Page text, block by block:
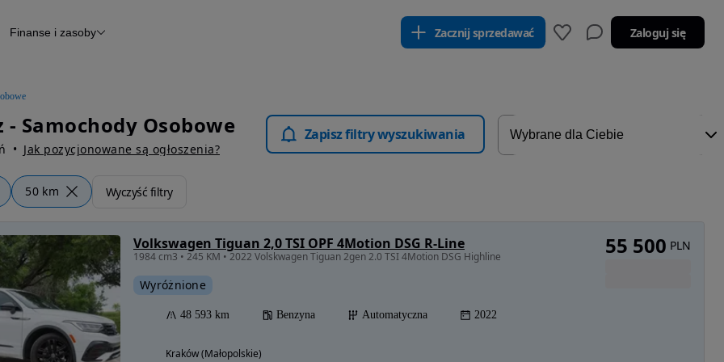
Otomoto News
Finanse i zasoby Zacznij sprzedawać Zaloguj się
- Samochody Osobowe
Jak pozycjonowane są ogłoszenia?
Zapisz filtry wyszukiwania
50 km Wyczyść filtry
Volkswagen Tiguan 2,0 TSI OPF 4Motion DSG R-Line
1984 cm3 • 245 KM • 2022 Volskwagen Tiguan 2gen 2.0 TSI 4Motion DSG Highline
Wyróżnione
48 593 km Benzyna Automatyczna 2022
Kraków (Małopolskie)
55 500 PLN